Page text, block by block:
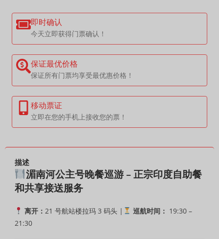
即时确认
今天立即获得门票确认！
保证最优价格
保证所有门票均享受最优惠价格！
移动票证
立即在您的手机上接收您的票！
描述
湄南河公主号晚餐巡游 – 正宗印度自助餐
和共享接送服务
离开： 21 号航站楼拉玛 3 码头 | 巡航时间： 19:30 –
21:30